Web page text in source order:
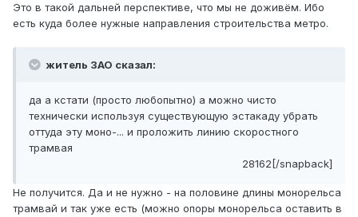
Это в такой дальней перспективе, что мы не доживём. Ибо
есть куда более нужные направления строительства метро.
житель ЗАО сказал:
да а кстати (просто любопытно) а можно чисто
технически используя существующую эстакаду убрать
оттуда эту моно-... и проложить линию скоростного
трамвая
28162[/snapback]
Не получится. Да и не нужно - на половине длины монорельса
трамвай и так уже есть (можно опоры монорельса оставить в